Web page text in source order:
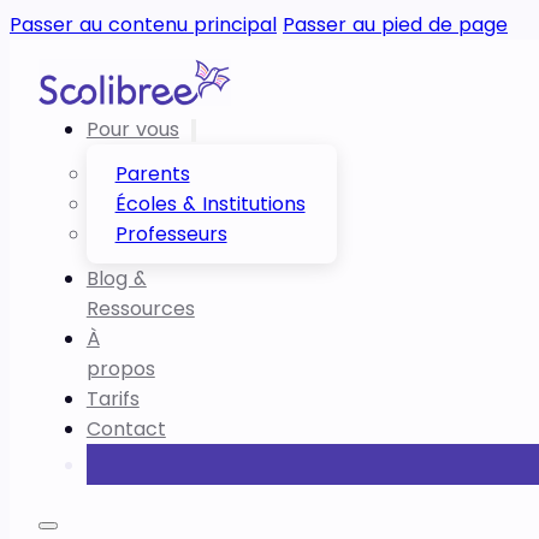
Passer au contenu principal Passer au pied de page
Pour vous
Parents
Écoles & Institutions
Professeurs
Blog &
Ressources
À
propos
Tarifs
Contact